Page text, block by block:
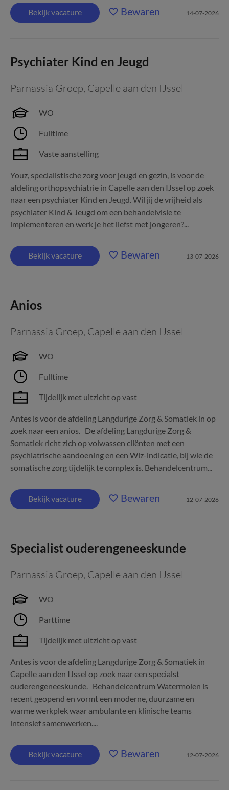
Bekijk vacature Bewaren 14-07-2026
Psychiater Kind en Jeugd
Parnassia Groep, Capelle aan den IJssel
WO
Fulltime
Vaste aanstelling
Youz, specialistische zorg voor jeugd en gezin, is voor de
afdeling orthopsychiatrie in Capelle aan den IJssel op zoek
naar een psychiater Kind en Jeugd. Wil jij de vrijheid als
psychiater Kind & Jeugd om een behandelvisie te
implementeren en werk je het liefst met jongeren?...
Bekijk vacature Bewaren 13-07-2026
Anios
Parnassia Groep, Capelle aan den IJssel
WO
Fulltime
Tijdelijk met uitzicht op vast
Antes is voor de afdeling Langdurige Zorg & Somatiek in op
zoek naar een anios. De afdeling Langdurige Zorg &
Somatiek richt zich op volwassen cliënten met een
psychiatrische aandoening en een Wlz-indicatie, bij wie de
somatische zorg tijdelijk te complex is. Behandelcentrum...
Bekijk vacature Bewaren 12-07-2026
Specialist ouderengeneeskunde
Parnassia Groep, Capelle aan den IJssel
WO
Parttime
Tijdelijk met uitzicht op vast
Antes is voor de afdeling Langdurige Zorg & Somatiek in
Capelle aan den IJssel op zoek naar een specialst
ouderengeneeskunde. Behandelcentrum Watermolen is
recent geopend en vormt een moderne, duurzame en
warme werkplek waar ambulante en klinische teams
intensief samenwerken....
Bekijk vacature Bewaren 12-07-2026